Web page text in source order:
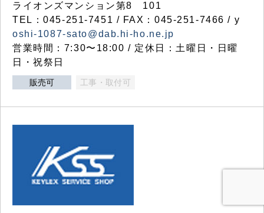
ライオンズマンション第8 101
TEL：045-251-7451 / FAX：045-251-7466 / y
oshi-1087-sato@dab.hi-ho.ne.jp
営業時間：7:30〜18:00 / 定休日：土曜日・日曜
日・祝祭日
販売可 工事・取付可